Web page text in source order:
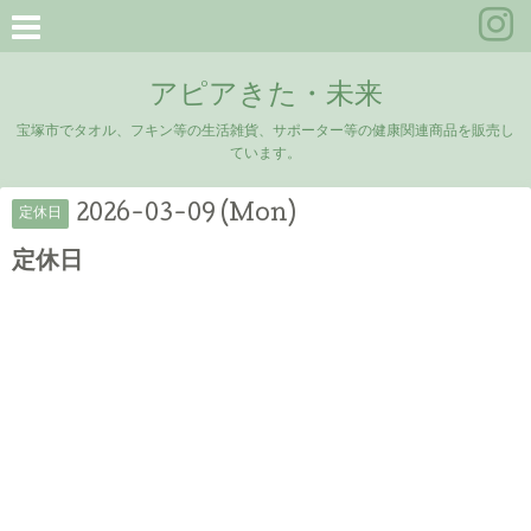
アピアきた・未来
宝塚市でタオル、フキン等の生活雑貨、サポーター等の健康関連商品を販売し
ています。
定休日 2026-03-09 (Mon)
定休日